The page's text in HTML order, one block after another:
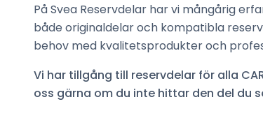
På Svea Reservdelar har vi mångårig
både originaldelar och kompatibla
behov med kvalitetsprodukter och
Vi har tillgång till reservdelar för alla
oss gärna om du inte hittar den del du